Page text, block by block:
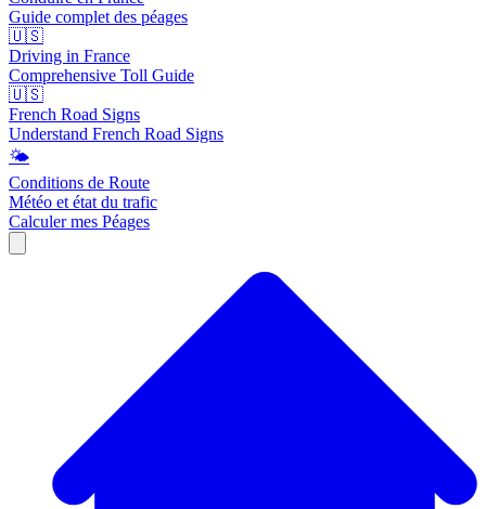
Guide complet des péages
🇺🇸
Driving in France
Comprehensive Toll Guide
🇺🇸
French Road Signs
Understand French Road Signs
🌤️
Conditions de Route
Météo et état du trafic
Calculer mes Péages